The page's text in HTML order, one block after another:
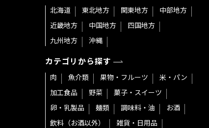
北海道 東北地方 関東地方
中部地方
近畿地方
中国地方
四国地方
九州地方
沖縄
カテゴリから探す
肉 魚介類 果物・フルーツ
米・パン
加工食品
野菜
菓子・スイーツ
卵・乳製品
麺類 調味料・油
お酒
飲料（お酒以外）
雑貨・日用品